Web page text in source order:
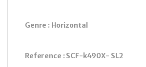
Genre : Horizontal
Reference : SCF-k490X- SL2